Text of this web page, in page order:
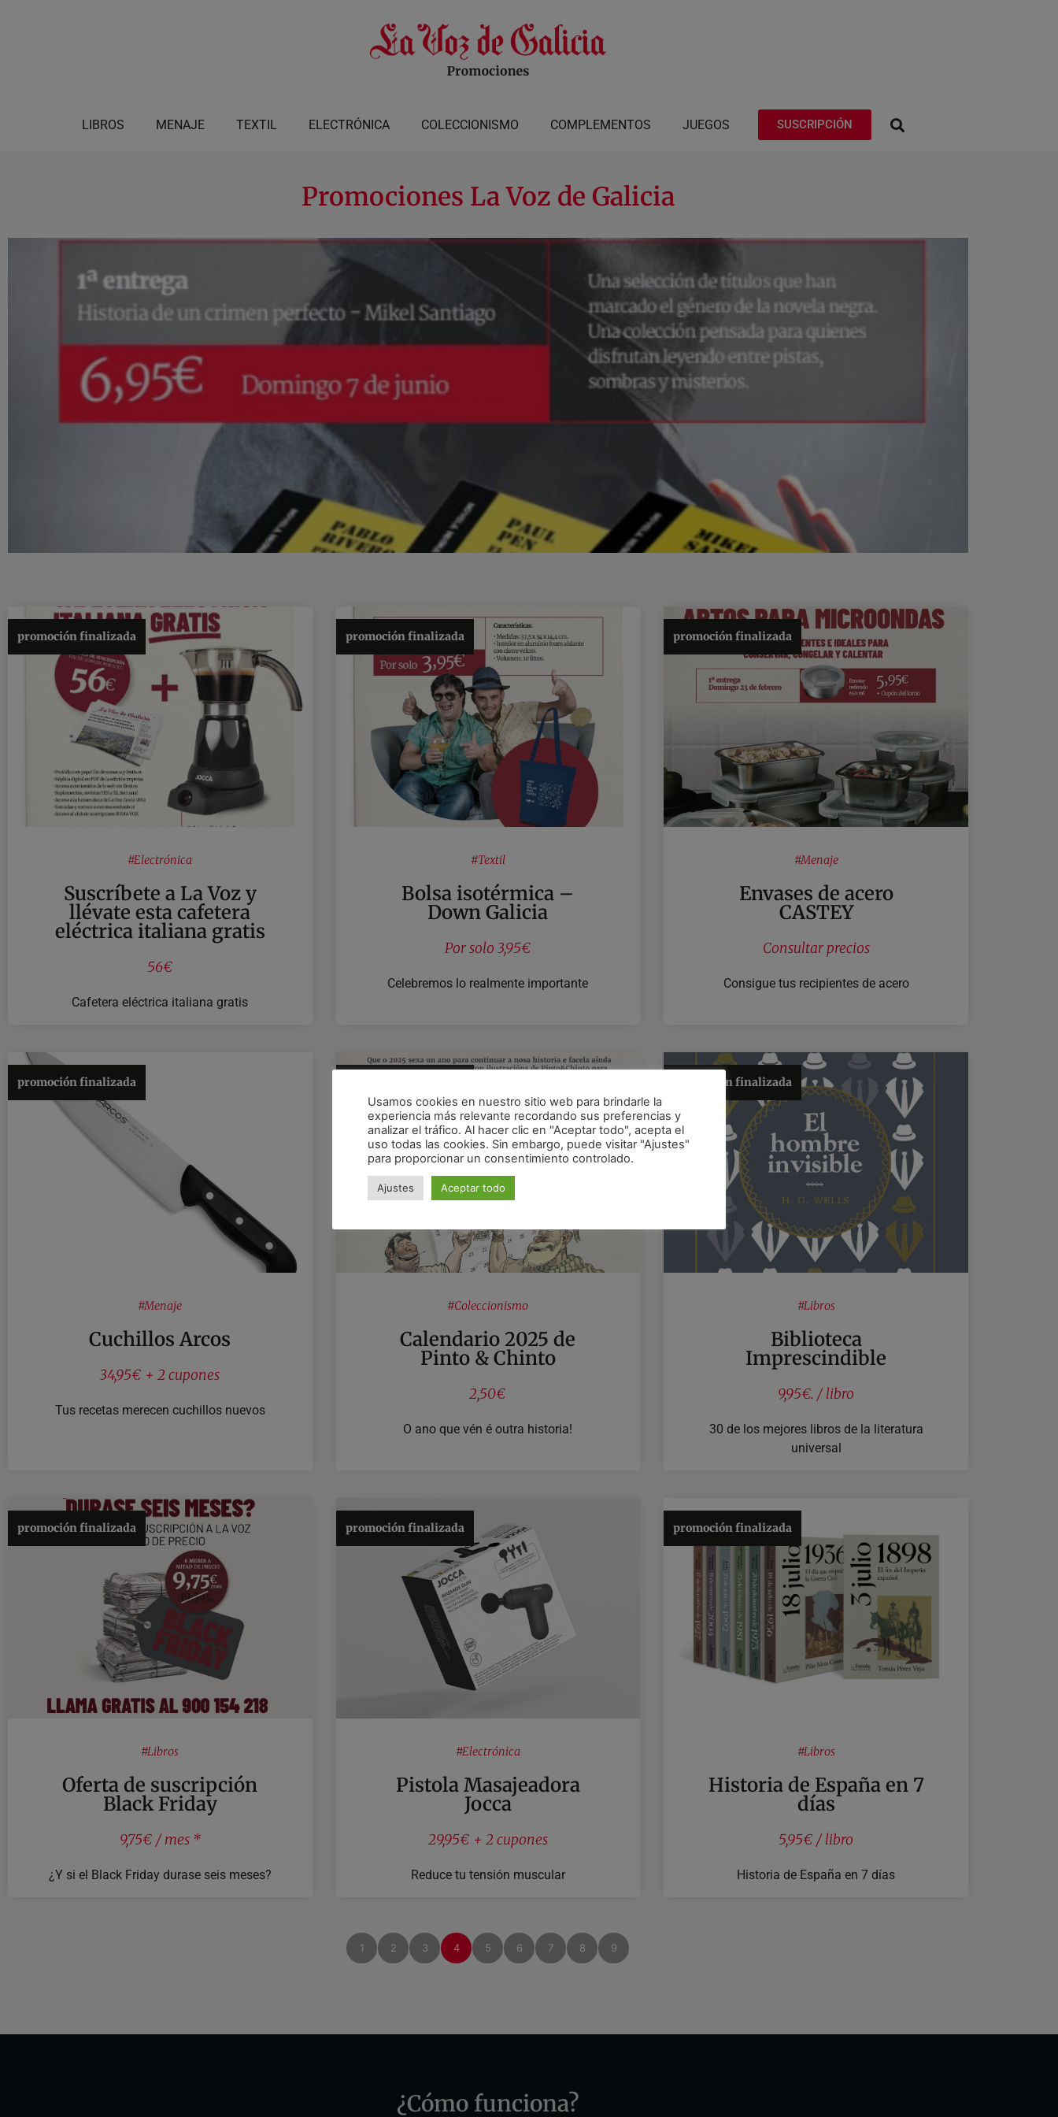
LIBROS MENAJE TEXTIL ELECTRÓNICA COLECCIONISMO COMPLEMENTOS JUEGOS SUSCRIPCIÓN
Promociones La Voz de Galicia
Novela
Negra
La mejor novela
negra, caso a caso
ver promoción
promoción finalizada
#Electrónica
Suscríbete a La Voz y
llévate esta cafetera
eléctrica italiana gratis
56€
Cafetera eléctrica italiana gratis
promoción finalizada
#Textil
Bolsa isotérmica –
Down Galicia
Por solo 3,95€
Celebremos lo realmente importante
promoción finalizada
#Menaje
Envases de acero
CASTEY
Consultar precios
Consigue tus recipientes de acero
promoción finalizada
#Menaje
Cuchillos Arcos
34,95€ + 2 cupones
Tus recetas merecen cuchillos nuevos
#Coleccionismo
Calendario 2025 de
Pinto & Chinto
2,50€
O ano que vén é outra historia!
promoción finalizada
#Libros
Biblioteca
Imprescindible
9,95€. / libro
30 de los mejores libros de la literatura
universal
promoción finalizada
#Libros
Oferta de suscripción
Black Friday
9,75€ / mes *
¿Y si el Black Friday durase seis meses?
promoción finalizada
#Electrónica
Pistola Masajeadora
Jocca
29,95€ + 2 cupones
Reduce tu tensión muscular
promoción finalizada
#Libros
Historia de España en 7
días
5,95€ / libro
Historia de España en 7 días
1 2 3 4 5 6 7 8 9
¿Cómo funciona?
Usamos cookies en nuestro sitio web para brindarle la
experiencia más relevante recordando sus preferencias y
analizar el tráfico. Al hacer clic en "Aceptar todo", acepta el
uso todas las cookies. Sin embargo, puede visitar "Ajustes"
para proporcionar un consentimiento controlado.
Ajustes Aceptar todo